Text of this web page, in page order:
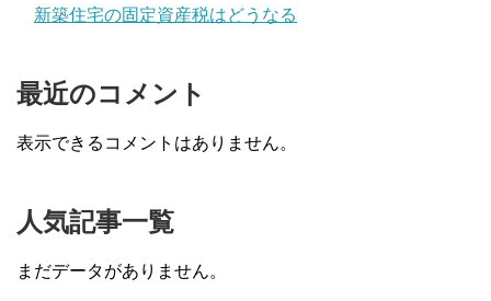
新築住宅の固定資産税はどうなる
最近のコメント
表示できるコメントはありません。
人気記事一覧
まだデータがありません。